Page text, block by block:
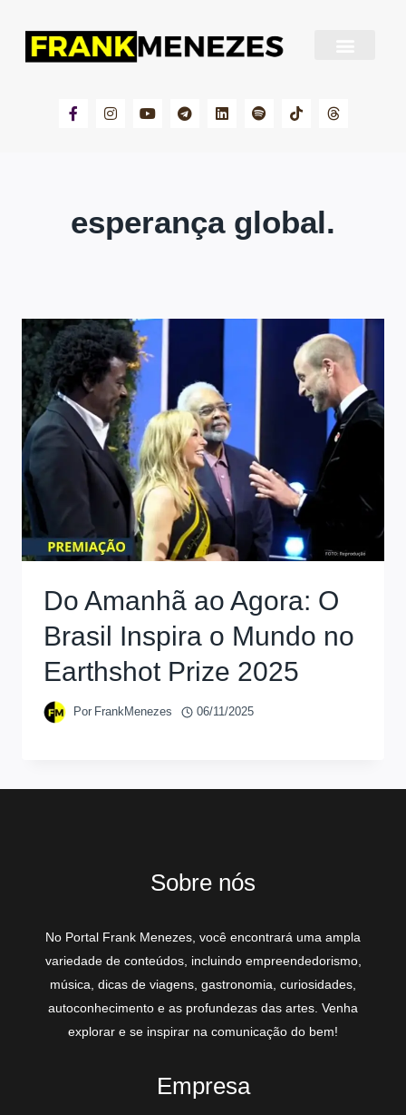
esperança global.
Do Amanhã ao Agora: O
Brasil Inspira o Mundo no
Earthshot Prize 2025
Por FrankMenezes 06/11/2025
Sobre nós
No Portal Frank Menezes, você encontrará uma ampla
variedade de conteúdos, incluindo empreendedorismo,
música, dicas de viagens, gastronomia, curiosidades,
autoconhecimento e as profundezas das artes. Venha
explorar e se inspirar na comunicação do bem!
Empresa